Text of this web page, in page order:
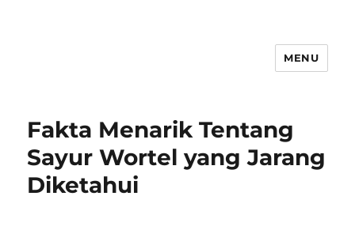
MENU
Fakta Menarik Tentang
Sayur Wortel yang Jarang
Diketahui